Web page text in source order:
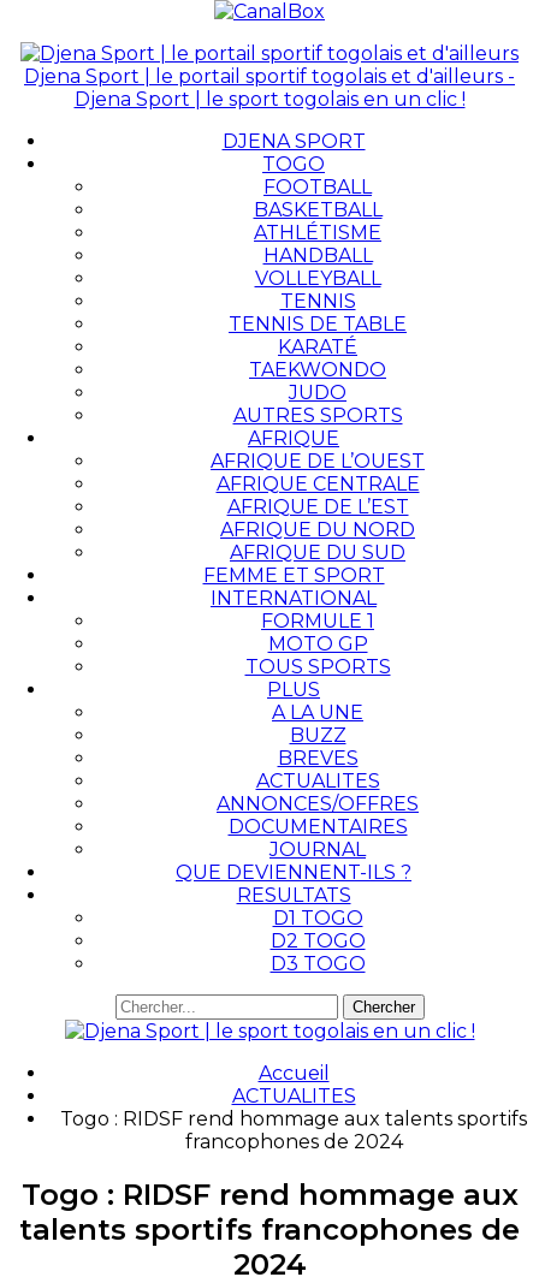
Djena Sport | le portail sportif togolais et d'ailleurs -
Djena Sport | le sport togolais en un clic !
DJENA SPORT
TOGO
FOOTBALL
BASKETBALL
ATHLÉTISME
HANDBALL
VOLLEYBALL
TENNIS
TENNIS DE TABLE
KARATÉ
TAEKWONDO
JUDO
AUTRES SPORTS
AFRIQUE
AFRIQUE DE L’OUEST
AFRIQUE CENTRALE
AFRIQUE DE L’EST
AFRIQUE DU NORD
AFRIQUE DU SUD
FEMME ET SPORT
INTERNATIONAL
FORMULE 1
MOTO GP
TOUS SPORTS
PLUS
A LA UNE
BUZZ
BREVES
ACTUALITES
ANNONCES/OFFRES
DOCUMENTAIRES
JOURNAL
QUE DEVIENNENT-ILS ?
RESULTATS
D1 TOGO
D2 TOGO
D3 TOGO
Accueil
ACTUALITES
Togo : RIDSF rend hommage aux talents sportifs
francophones de 2024
Togo : RIDSF rend hommage aux
talents sportifs francophones de
2024